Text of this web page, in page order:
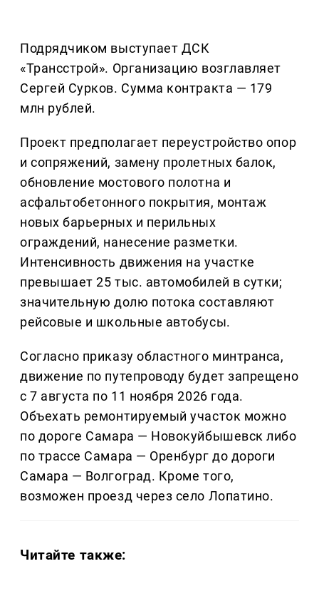
Подрядчиком выступает ДСК
«Трансстрой». Организацию возглавляет
Сергей Сурков. Сумма контракта — 179
млн рублей.
Проект предполагает переустройство опор
и сопряжений, замену пролетных балок,
обновление мостового полотна и
асфальтобетонного покрытия, монтаж
новых барьерных и перильных
ограждений, нанесение разметки.
Интенсивность движения на участке
превышает 25 тыс. автомобилей в сутки;
значительную долю потока составляют
рейсовые и школьные автобусы.
Согласно приказу областного минтранса,
движение по путепроводу будет запрещено
с 7 августа по 11 ноября 2026 года.
Объехать ремонтируемый участок можно
по дороге Самара — Новокуйбышевск либо
по трассе Самара — Оренбург до дороги
Самара — Волгоград. Кроме того,
возможен проезд через село Лопатино.
Читайте также: